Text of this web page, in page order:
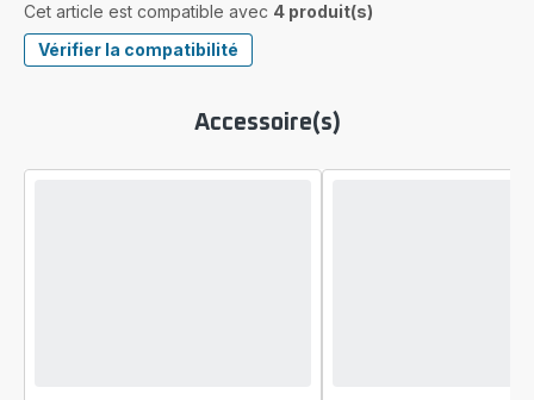
Cet article est compatible avec 4 produit(s)
Vérifier la compatibilité
Accessoire(s)